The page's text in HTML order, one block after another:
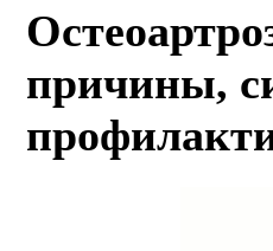
причины,